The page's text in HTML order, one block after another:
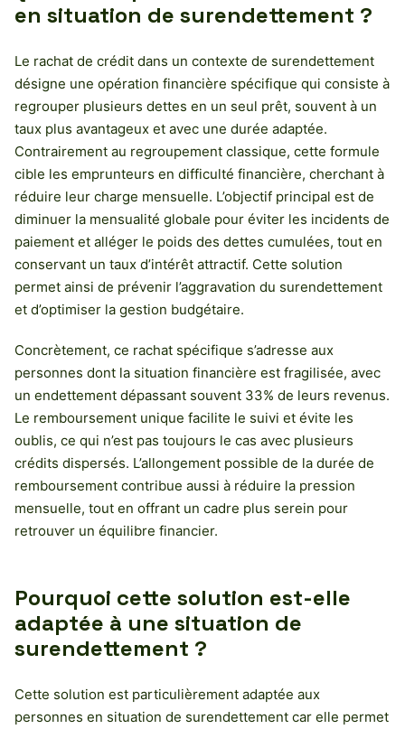
en situation de surendettement ?
Le rachat de crédit dans un contexte de surendettement
désigne une opération financière spécifique qui consiste à
regrouper plusieurs dettes en un seul prêt, souvent à un
taux plus avantageux et avec une durée adaptée.
Contrairement au regroupement classique, cette formule
cible les emprunteurs en difficulté financière, cherchant à
réduire leur charge mensuelle. L’objectif principal est de
diminuer la mensualité globale pour éviter les incidents de
paiement et alléger le poids des dettes cumulées, tout en
conservant un taux d’intérêt attractif. Cette solution
permet ainsi de prévenir l’aggravation du surendettement
et d’optimiser la gestion budgétaire.
Concrètement, ce rachat spécifique s’adresse aux
personnes dont la situation financière est fragilisée, avec
un endettement dépassant souvent 33% de leurs revenus.
Le remboursement unique facilite le suivi et évite les
oublis, ce qui n’est pas toujours le cas avec plusieurs
crédits dispersés. L’allongement possible de la durée de
remboursement contribue aussi à réduire la pression
mensuelle, tout en offrant un cadre plus serein pour
retrouver un équilibre financier.
Pourquoi cette solution est-elle
adaptée à une situation de
surendettement ?
Cette solution est particulièrement adaptée aux
personnes en situation de surendettement car elle permet